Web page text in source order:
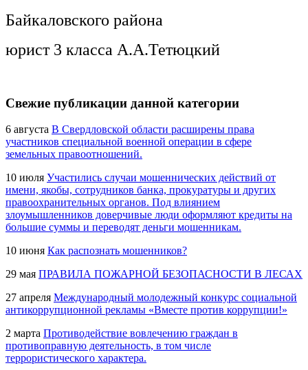
Байкаловского района
юрист 3 класса А.А.Тетюцкий
Свежие публикации данной категории
6 августа В Свердловской области расширены права
участников специальной военной операции в сфере
земельных правоотношений.
10 июля Участились случаи мошеннических действий от
имени, якобы, сотрудников банка, прокуратуры и других
правоохранительных органов. Под влиянием
злоумышленников доверчивые люди оформляют кредиты на
большие суммы и переводят деньги мошенникам.
10 июня Как распознать мошенников?
29 мая ПРАВИЛА ПОЖАРНОЙ БЕЗОПАСНОСТИ В ЛЕСАХ
27 апреля Международный молодежный конкурс социальной
антикоррупционной рекламы «Вместе против коррупции!»
2 марта Противодействие вовлечению граждан в
противоправную деятельность, в том числе
террористического характера.